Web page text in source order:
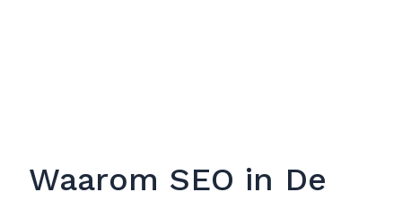
Waarom SEO in De